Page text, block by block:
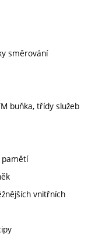
směrování
buňka, třídy služeb
pamětí
vnitřních